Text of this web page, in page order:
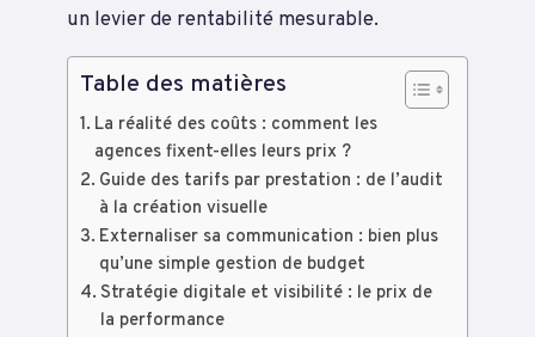
un levier de rentabilité mesurable.
Table des matières
La réalité des coûts : comment les
agences fixent-elles leurs prix ?
Guide des tarifs par prestation : de l’audit
à la création visuelle
Externaliser sa communication : bien plus
qu’une simple gestion de budget
Stratégie digitale et visibilité : le prix de
la performance